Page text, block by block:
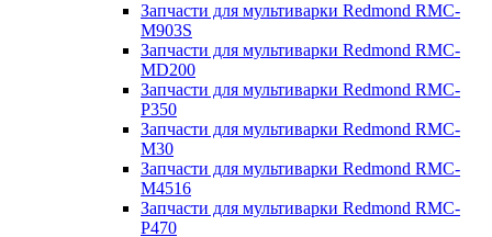
Запчасти для мультиварки Redmond RMC-
M903S
Запчасти для мультиварки Redmond RMC-
MD200
Запчасти для мультиварки Redmond RMC-
P350
Запчасти для мультиварки Redmond RMC-
M30
Запчасти для мультиварки Redmond RMC-
M4516
Запчасти для мультиварки Redmond RMC-
P470